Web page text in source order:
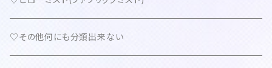
♡その他何にも分類出来ない